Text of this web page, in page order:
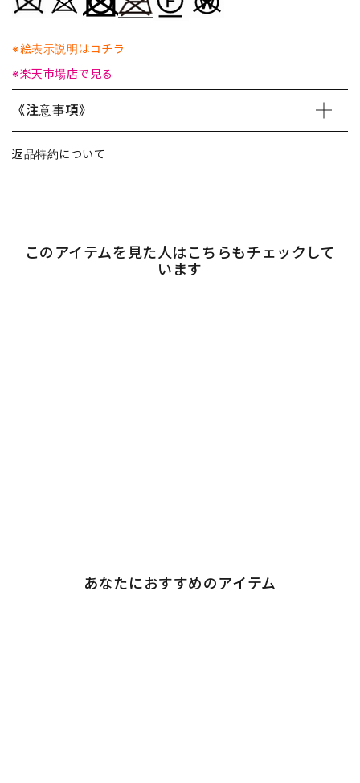
※絵表示説明はコチラ
※楽天市場店で見る
《注意事項》
返品特約について
このアイテムを見た人はこちらもチェックして
います
あなたにおすすめのアイテム